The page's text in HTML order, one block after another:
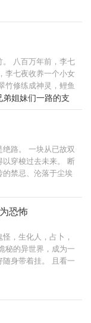
渊内生活着一个红裙
选择二。” 没等红裙
出了选择。 （主角
无力，请看正文）
八百万年前，李七
李七夜收养一个小女
竹修练成神灵，鲤鱼
这是一个养成的故
神、养成了仙兽、
弟姐妹们一路的支
路。 一块从已故双
穿梭过去未来。 断
禁忌、沦落于尘埃
藏域中，以经咒、
； 灶神教内，炼油
燃， 笼罩现在与未
微轮廓……
恐怖
，生化人，占卜，
秘的异世界，成为一
身带着挂。 且看一
恩摊手：“抱歉，所
杀我，请先问问我